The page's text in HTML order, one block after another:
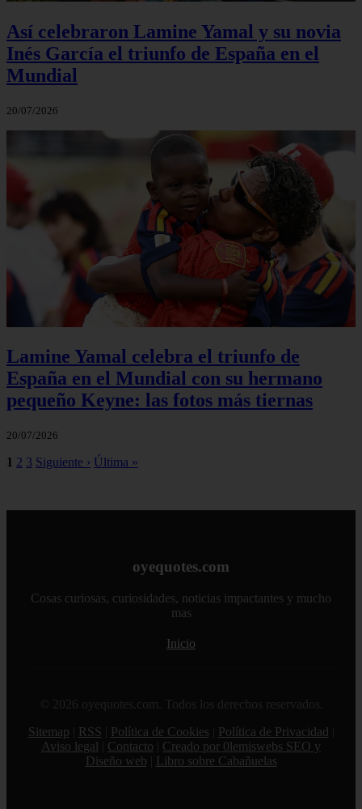
Así celebraron Lamine Yamal y su novia
Inés García el triunfo de España en el
Mundial
20/07/2026
Lamine Yamal celebra el triunfo de
España en el Mundial con su hermano
pequeño Keyne: las fotos más tiernas
20/07/2026
1 2 3 Siguiente › Última »
oyequotes.com
Cosas curiosas, curiosidades, noticias impactantes y mucho
mas
Inicio
© 2026 oyequotes.com. Todos los derechos reservados.
Sitemap
RSS Política de Cookies Política de Privacidad
Aviso legal
Contacto
Creado por 0lemiswebs SEO y
Diseño web
Libro sobre Cabañuelas